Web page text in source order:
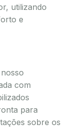
utilizando
e
com
para
sobre os